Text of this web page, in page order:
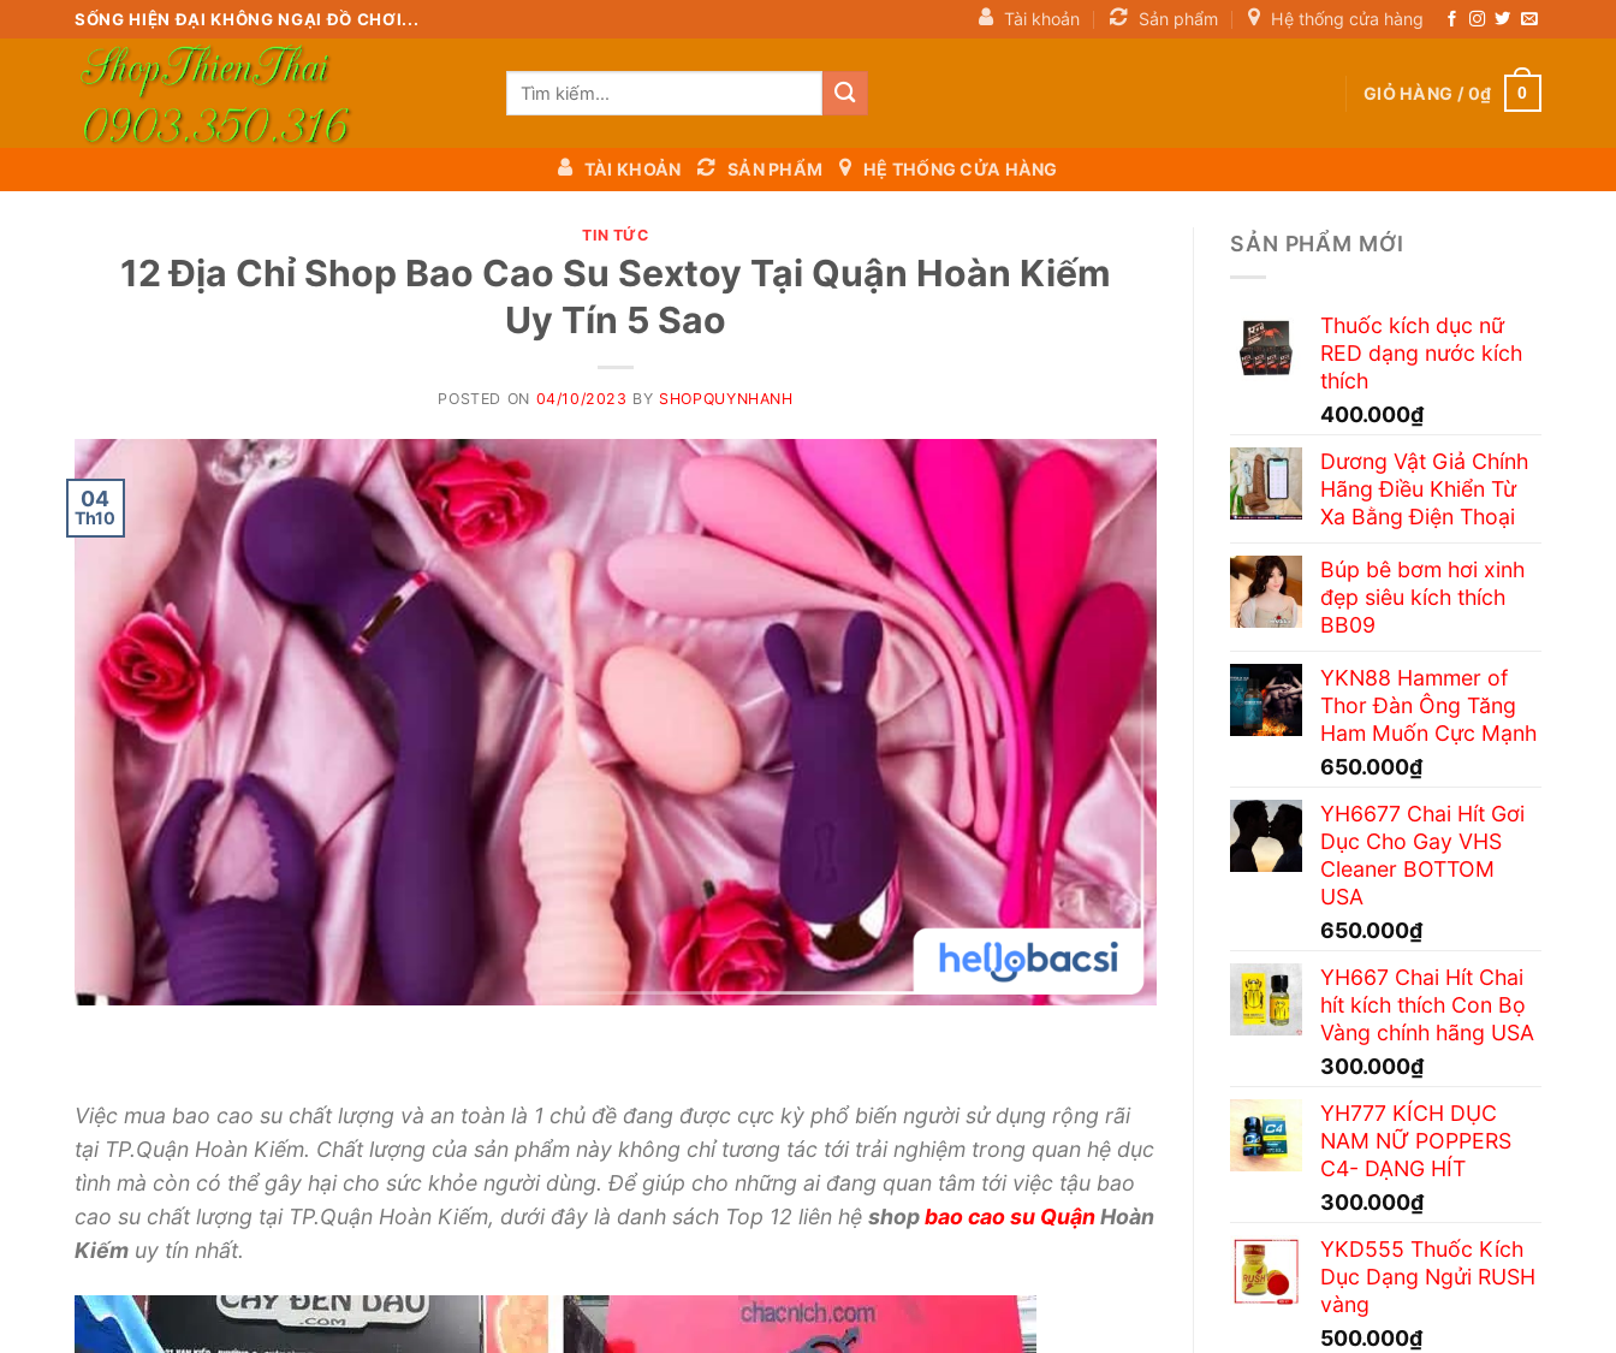
SỐNG HIỆN ĐẠI KHÔNG NGẠI ĐỒ CHƠI... Tài khoản Sản phẩm Hệ thống cửa hàng
Tìm
GIỎ HÀNG /0₫ 0
TÀI KHOẢN SẢN PHẨM HỆ THỐNG CỬA HÀNG
TIN TỨC
12 Địa Chỉ Shop Bao Cao Su Sextoy Tại Quận Hoàn Kiếm
Uy Tín 5 Sao
POSTED ON 04/10/2023 BY SHOPQUYNHANH
04
Th10
Việc mua bao cao su chất lượng và an toàn là 1 chủ đề đang được cực kỳ phổ biến ngườisử dụng rộng rãi
tại TP.Quận Hoàn Kiếm. Chất lượng của sản phẩm này không chỉtương tác tớitrải nghiệm trong quan hệ dục
tình mà còn có thể gây hại cho sức khỏe người dùng. Để giúp cho những ai đang quan tâm tớiviệc tậu bao
cao su chất lượng tại TP.Quận Hoàn Kiếm, dưới đây là danh sách Top 12 liên hệ shopbao cao su QuậnHoàn
Kiếm uy tín nhất.
SẢN PHẨM MỚI
Thuốc kích dục nữ
RED dạng nước kích
thích
400.000₫
Dương Vật Giả Chính
Hãng Điều Khiển Từ
Xa Bằng Điện Thoại
Búp bê bơm hơi xinh
đẹp siêu kích thích
BB09
YKN88 Hammer of
Thor Đàn Ông Tăng
Ham Muốn Cực Mạnh
650.000₫
YH6677 Chai Hít Gơi
Dục Cho Gay VHS
Cleaner BOTTOM
USA
650.000₫
YH667 Chai Hít Chai
hít kích thích Con Bọ
Vàng chính hãng USA
300.000₫
YH777 KÍCH DỤC
NAM NỮ POPPERS
C4- DẠNG HÍT
300.000₫
YKD555 Thuốc Kích
Dục Dạng Ngửi RUSH
vàng
500.000₫